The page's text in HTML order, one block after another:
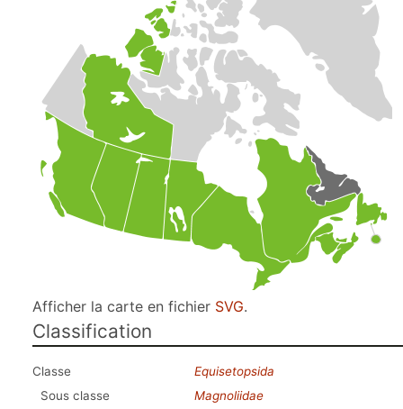
Afficher la carte en fichier SVG.
Classification
Classe
Equisetopsida
Sous classe
Magnoliidae